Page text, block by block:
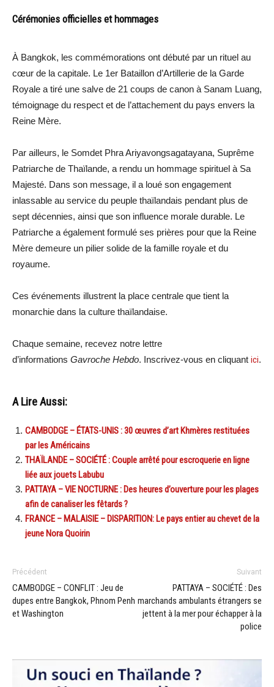
Cérémonies officielles et hommages
À Bangkok, les commémorations ont débuté par un rituel au
cœur de la capitale. Le 1er Bataillon d’Artillerie de la Garde
Royale a tiré une salve de 21 coups de canon à Sanam Luang,
témoignage du respect et de l’attachement du pays envers la
Reine Mère.
Par ailleurs, le Somdet Phra Ariyavongsagatayana, Suprême
Patriarche de Thaïlande, a rendu un hommage spirituel à Sa
Majesté. Dans son message, il a loué son engagement
inlassable au service du peuple thaïlandais pendant plus de
sept décennies, ainsi que son influence morale durable. Le
Patriarche a également formulé ses prières pour que la Reine
Mère demeure un pilier solide de la famille royale et du
royaume.
Ces événements illustrent la place centrale que tient la
monarchie dans la culture thaïlandaise.
Chaque semaine, recevez notre lettre
d’informations Gavroche Hebdo. Inscrivez-vous en cliquant ici.
A Lire Aussi:
CAMBODGE – ÉTATS-UNIS : 30 œuvres d’art Khmères restituées
par les Américains
THAÏLANDE – SOCIÉTÉ : Couple arrêté pour escroquerie en ligne
liée aux jouets Labubu
PATTAYA – VIE NOCTURNE : Des heures d’ouverture pour les plages
afin de canaliser les fêtards ?
FRANCE – MALAISIE – DISPARITION: Le pays entier au chevet de la
jeune Nora Quoirin
Précédent
CAMBODGE – CONFLIT : Jeu de
dupes entre Bangkok, Phnom Penh
et Washington
Suivant
PATTAYA – SOCIÉTÉ : Des
marchands ambulants étrangers se
jettent à la mer pour échapper à la
police